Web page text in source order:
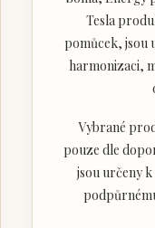
Tesla
pomůcek, jsou
harmonizaci,
Vybrané
pouze dle
jsou určeny